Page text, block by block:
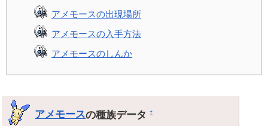
アメモースの出現場所
アメモースの入手方法
アメモースのしんか
アメモースの種族データ†